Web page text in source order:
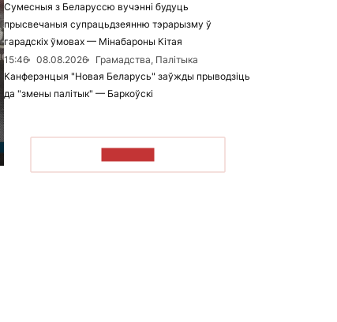
Сумесныя з Беларуссю вучэнні будуць
прысвечаныя супрацьдзеянню тэрарызму ў
гарадскіх ўмовах — Мінабароны Кітая
15:46
08.08.2026
Грамадства, Палітыка
Канферэнцыя "Новая Беларусь" заўжды прыводзіць
да "змены палітык" — Баркоўскі